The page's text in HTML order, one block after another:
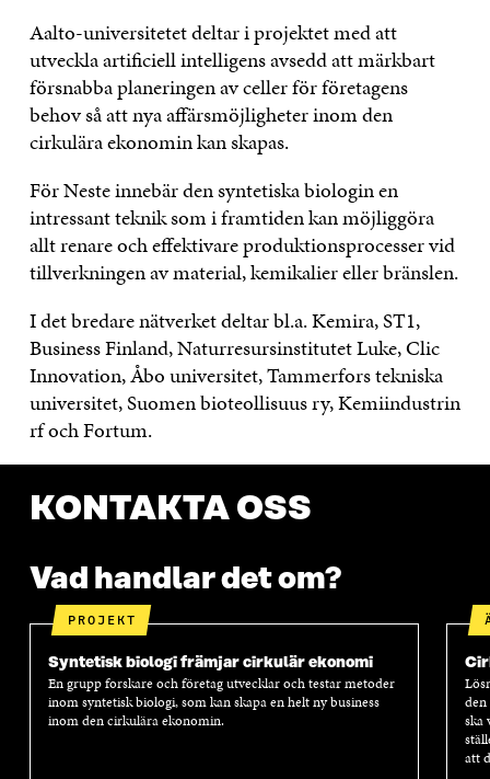
Aalto-universitetet deltar i projektet med att
utveckla artificiell intelligens avsedd att märkbart
försnabba planeringen av celler för företagens
behov så att nya affärsmöjligheter inom den
cirkulära ekonomin kan skapas.
För Neste innebär den syntetiska biologin en
intressant teknik som i framtiden kan möjliggöra
allt renare och effektivare produktionsprocesser vid
tillverkningen av material, kemikalier eller bränslen.
I det bredare nätverket deltar bl.a. Kemira, ST1,
Business Finland, Naturresursinstitutet Luke, Clic
Innovation, Åbo universitet, Tammerfors tekniska
universitet, Suomen bioteollisuus ry, Kemiindustrin
rf och Fortum.
KONTAKTA OSS
Vad handlar det om?
PROJEKT
Syntetisk biologi främjar cirkulär ekonomi
En grupp forskare och företag utvecklar och testar metoder
inom syntetisk biologi, som kan skapa en helt ny business
inom den cirkulära ekonomin.
ska
att